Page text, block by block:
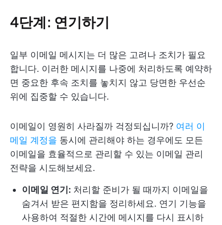
4단계: 연기하기
일부 이메일 메시지는 더 많은 고려나 조치가 필요
합니다. 이러한 메시지를 나중에 처리하도록 예약하
면 중요한 후속 조치를 놓치지 않고 당면한 우선순
위에 집중할 수 있습니다.
이메일이 영원히 사라질까 걱정되십니까? 여러 이
메일 계정을 동시에 관리해야 하는 경우에도 모든
이메일을 효율적으로 관리할 수 있는 이메일 관리
전략을 시도해보세요.
이메일 연기: 처리할 준비가 될 때까지 이메일을
숨겨서 받은 편지함을 정리하세요. 연기 기능을
사용하여 적절한 시간에 메시지를 다시 표시하